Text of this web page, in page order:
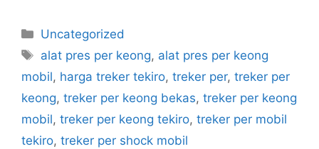
Uncategorized
alat pres per keong, alat pres per keong
mobil, harga treker tekiro, treker per, treker per
keong, treker per keong bekas, treker per keong
mobil, treker per keong tekiro, treker per mobil
tekiro, treker per shock mobil